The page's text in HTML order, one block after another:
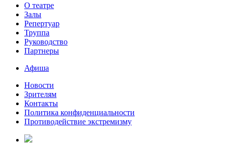
О театре
Залы
Репертуар
Труппа
Руководство
Партнеры
Афиша
Новости
Зрителям
Контакты
Политика конфиденциальности
Противодействие экстремизму